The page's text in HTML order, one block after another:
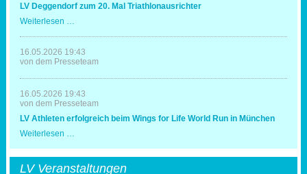
Spaß
Erfolg
LV Deggendorf zum 20. Mal Triathlonausrichter
Weiterlesen …
zum
20.
Mal
16.05.2026 19:43
von dem Presseteam
16.05.2026 19:43
von dem Presseteam
LV Athleten erfolgreich beim Wings for Life World Run in München
Weiterlesen …
beim
Wings
LV Veranstaltungen